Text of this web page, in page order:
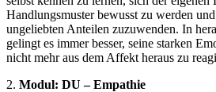
Handlungsmuster bewusst zu werden
ungeliebten Anteilen zuzuwenden. In
gelingt es immer besser, seine starken
nicht mehr aus dem Affekt heraus zu
2. Modul: DU – Empathie